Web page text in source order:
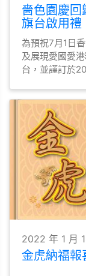
嗇色園慶
旗台啟用禮
為預祝7月1日
及展現愛國愛
台，並謹訂於
2022 年 1 月
金虎納福報